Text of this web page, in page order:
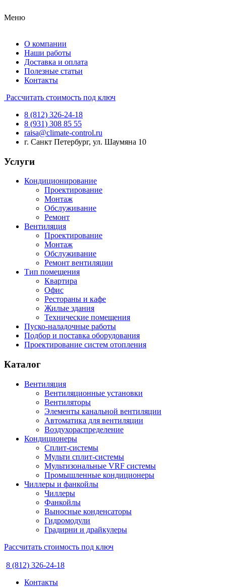
Меню
О компании
Наши работы
Доставка и оплата
Полезные статьи
Контакты
Рассчитать стоимость под ключ
8 (812) 326-24-18
8 (931) 308 85 55
raisa@climate-control.ru
г. Санкт Петербург, ул. Шаумяна 10
Услуги
Кондиционирование
Проектирование
Монтаж
Обслуживание
Ремонт
Вентиляция
Проектирование
Монтаж
Обслуживание
Ремонт вентиляции
Тип помещения
Квартира
Офис
Рестораны и кафе
Жилые здания
Технические помещения
Пуско-наладочные работы
Подбор и поставка оборудования
Проектирование систем отопления
Каталог
Вентиляция
Вентиляционные установки
Вентиляторы
Элементы канальной вентиляции
Автоматика для вентиляции
Воздухораспределение
Кондиционеры
Сплит-системы
Мульти сплит-системы
Мультизональные VRF системы
Промышленные кондиционеры
Чиллеры и фанкойлы
Чиллеры
Фанкойлы
Выносные конденсаторы
Гидромодули
Градирни и драйкулеры
Рассчитать стоимость под ключ
8 (812) 326-24-18
Контакты